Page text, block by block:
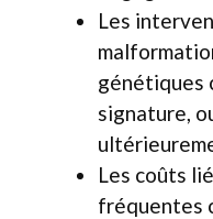
Les
génétiques
signature,
Les coûts
fréquentes